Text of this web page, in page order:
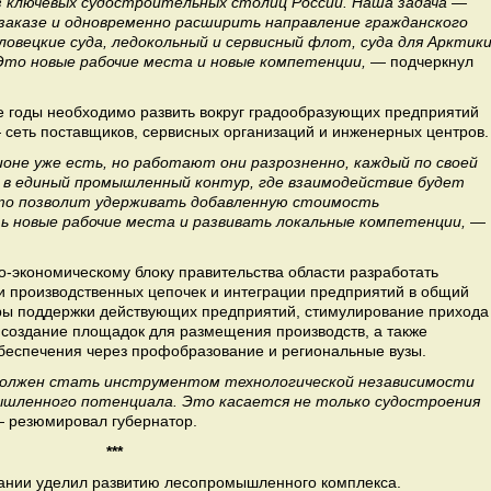
и одновременно расширить направление гражданского
суда, ледокольный и сервисный флот, суда для
новые рабочие места и новые компетенции, — подчеркнул
необходимо развить вокруг градообразующих предприятий
поставщиков, сервисных организаций и инженерных центров.
уже есть, но работают они разрозненно, каждый по своей
единый промышленный контур, где взаимодействие будет
позволит удерживать добавленную стоимость
новые рабочие места и развивать локальные компетенции, —
блоку правительства области разработать
цепочек и интеграции предприятий в общий
поддержки действующих предприятий, стимулирование прихода
площадок для размещения производств, а также
через профобразование и региональные вузы.
стать инструментом технологической независимости
потенциала. Это касается не только судостроения
губернатор.
***
уделил развитию лесопромышленного комплекса.